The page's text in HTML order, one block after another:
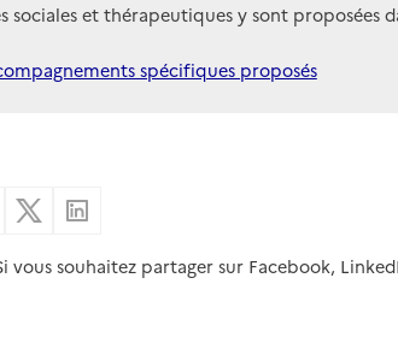
et thérapeutiques y sont proposées
spécifiques proposés
par email
Partager sur Facebook
Partager sur X
vous souhaitez partager sur Facebook,